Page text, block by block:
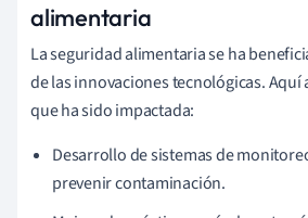
alimentaria
La seguridad alimentaria se ha
de las innovaciones tecnológicas. Aquí
que ha sido impactada:
Desarrollo de sistemas de
prevenir contaminación.